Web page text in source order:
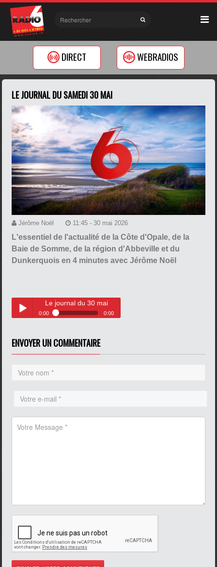
DIRECT WEBRADIOS
LE JOURNAL DU SAMEDI 30 MAI
Jérôme Noël 11:45 - 30 mai 2026
L'essentiel de l'actualité de la Côte d'Opale, de la
Baie de Somme, de la région d'Abbeville et du
Dunkerquois en 4 minutes avec Jérôme Noël
Le journal du 30 mai
0:00 0:00
ENVOYER UN COMMENTAIRE